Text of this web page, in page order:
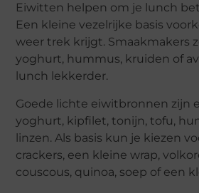
Eiwitten helpen om je lunch
Een kleine vezelrijke basis
weer trek krijgt. Smaakmakers
yoghurt, hummus, kruiden of
lunch lekkerder.
Goede lichte eiwitbronnen zijn
yoghurt, kipfilet, tonijn, tofu,
linzen. Als basis kun je kiezen
crackers, een kleine wrap,
couscous, quinoa, soep of een